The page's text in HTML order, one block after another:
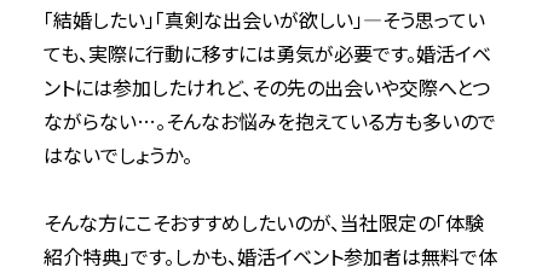
2021年11月
2021年10月
2021年9月
2021年8月
2021年7月
2021年3月
「結婚したい」「真剣な出会いが欲しい」―そう思ってい
ても、実際に行動に移すには勇気が必要です。婚活イベ
ントには参加したけれど、その先の出会いや交際へとつ
ながらない…。そんなお悩みを抱えている方も多いので
はないでしょうか。
そんな方にこそおすすめしたいのが、当社限定の「体験
紹介特典」です。しかも、婚活イベント参加者は無料で体